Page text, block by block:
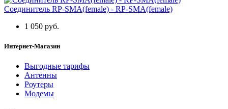
Соединитель RP-SMA(female) - RP-SMA(female)
1 050 руб.
Интернет-Магазин
Выгодные тарифы
Антенны
Роутеры
Модемы